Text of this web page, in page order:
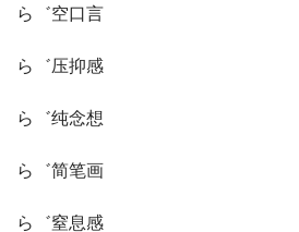
ら゛空口言
ら゛压抑感
ら゛纯念想
ら゛简笔画
ら゛窒息感